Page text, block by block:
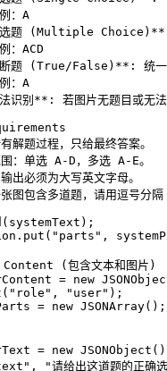
：A
(Multiple Choice)**:
：ACD
(True/False)**: 统一
：A
别**: 若图片无题目或无法
题过程，只给最终答案。
单选 A-D，多选 A-E。
必须为大写英文字母。
包含多道题，请用逗号分
"parts" ,
(包含文本和图片)
= new
"role" , "user" );
= new JSONArray();
= new JSONObject
,
"请给出这道题的正确